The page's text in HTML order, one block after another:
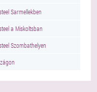
Sarmellekben
a Miskoltsban
Szombathelyen